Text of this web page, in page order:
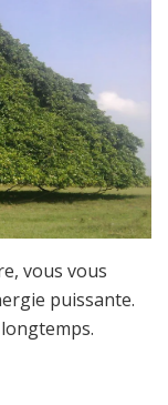
vous vous
puissante.